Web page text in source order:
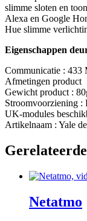
slimme sloten en
Alexa en Google
Hue slimme
Eigenschappen
Communicatie : 433
Afmetingen
Gewicht product :
Stroomvoorziening :
UK-modules
Artikelnaam : Yale
Netatmo